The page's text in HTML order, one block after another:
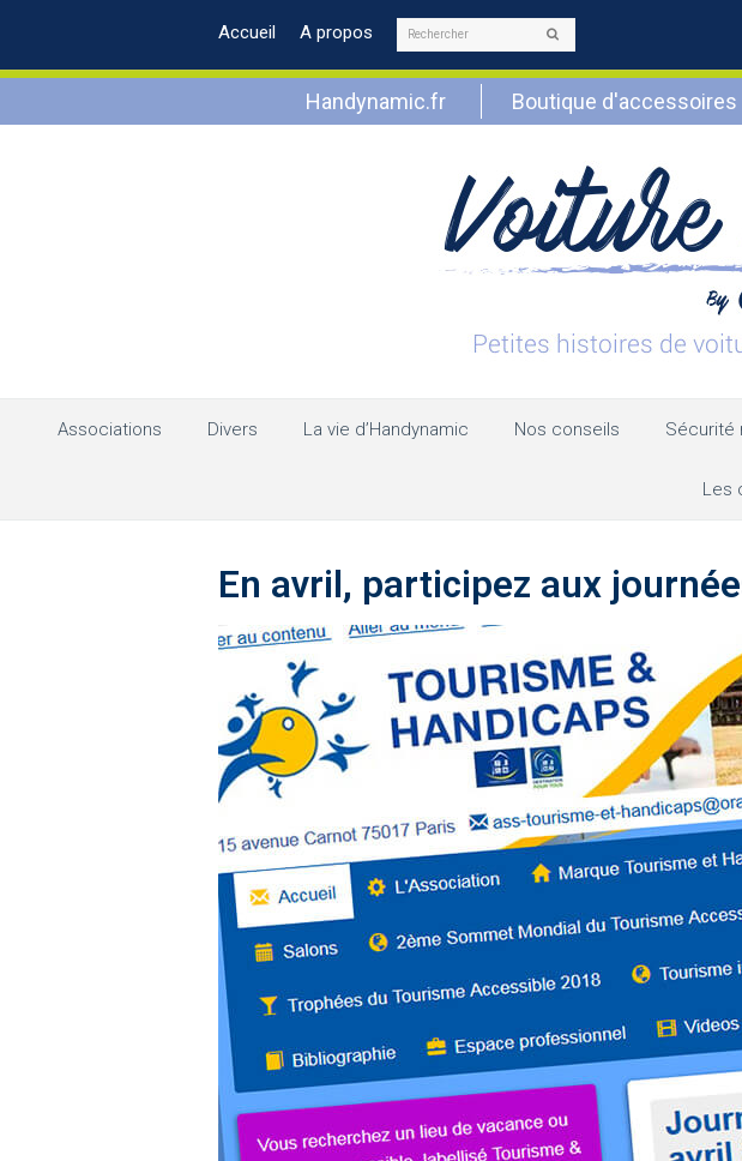
Accueil A propos Rechercher
Handynamic.fr Boutique d'accessoires
Associations Divers La vie d’Handynamic Nos conseils Sécurité
Les
En avril, participez aux